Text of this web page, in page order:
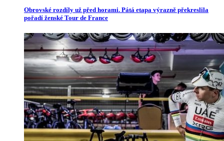
Obrovské rozdíly už před horami. Pátá etapa výrazně překreslila
pořadí ženské Tour de France